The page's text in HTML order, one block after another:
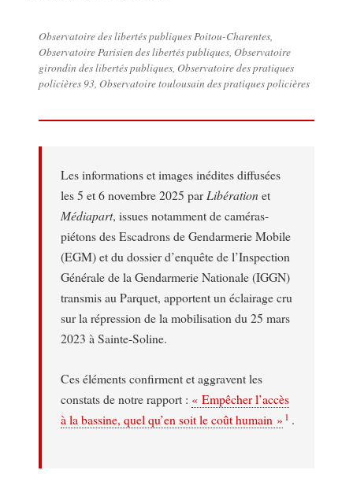
Observatoire des libertés publiques Poitou-Charentes,
Observatoire Parisien des libertés publiques, Observatoire
girondin des libertés publiques, Observatoire des pratiques
policières 93, Observatoire toulousain des pratiques policières
Les informations et images inédites diffusées
les 5 et 6 novembre 2025 parLibérationet
Médiapart, issues notamment de caméras-
piétons des Escadrons de Gendarmerie Mobile
(EGM) et du dossier d’enquête de l’Inspection
Générale de la Gendarmerie Nationale (IGGN)
transmis au Parquet, apportent un éclairage cru
sur la répression de la mobilisation du 25 mars
2023 à Sainte-Soline.
Ces éléments confirment et aggravent les
constats de notre rapport : « Empêcher l’accès
à la bassine, quel qu’en soit le coût humain » 1 .